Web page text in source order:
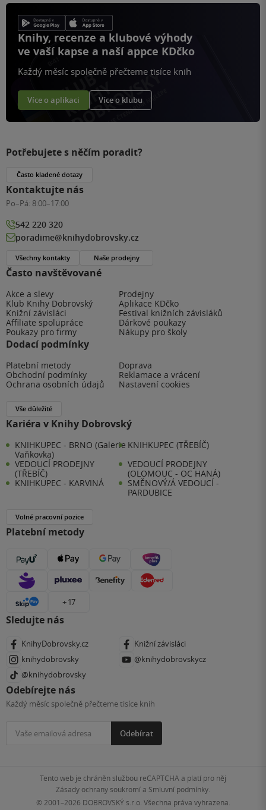
Knihy, recenze a klubové výhody
ve vaší kapse a naší appce KDčko
Každý měsíc společně přečteme tisíce knih
Více o aplikaci Více o klubu
Často navštěvované
Akce a slevy
Prodejny
Klub Knihy Dobrovský
Aplikace KDčko
Knižní závisláci
Festival knižních závisláků
Affiliate spolupráce
Dárkové poukazy
Poukazy pro firmy
Nákupy pro školy
Dodací podmínky
Platební metody
Doprava
Obchodní podmínky
Reklamace a vrácení
Ochrana osobních údajů
Nastavení cookies
Vše důležité
Kariéra v Knihy Dobrovský
KNIHKUPEC - BRNO (Galerie
Vaňkovka)
KNIHKUPEC (TŘEBÍČ)
VEDOUCÍ PRODEJNY
(TŘEBÍČ)
VEDOUCÍ PRODEJNY
(OLOMOUC - OC HANÁ)
KNIHKUPEC - KARVINÁ
SMĚNOVÝ/Á VEDOUCÍ -
PARDUBICE
Volné pracovní pozice
Platební metody
+ 17
Sledujte nás
KnihyDobrovsky.cz
Knižní závisláci
knihydobrovsky
@knihydobrovskycz
@knihydobrovsky
Odebírejte nás
Každý měsíc společně přečteme tisíce knih
Odebírat
Potřebujete s něčím poradit?
Často kladené dotazy
Kontaktujte nás
Po–Pá: 8:00–17:00
542 220 320
poradime@knihydobrovsky.cz
Všechny kontakty Naše prodejny
Tento web je chráněn službou reCAPTCHA a platí pro něj
Zásady ochrany soukromía Smluvní podmínky
© 2001–2026 DOBROVSKÝ s.r.o. Všechna práva vyhrazena.